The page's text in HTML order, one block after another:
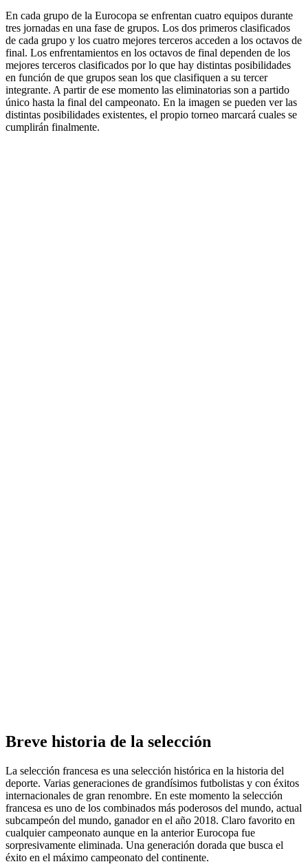
En cada grupo de la Eurocopa se enfrentan cuatro equipos durante
tres jornadas en una fase de grupos. Los dos primeros clasificados
de cada grupo y los cuatro mejores terceros acceden a los octavos de
final. Los enfrentamientos en los octavos de final dependen de los
mejores terceros clasificados por lo que hay distintas posibilidades
en función de que grupos sean los que clasifiquen a su tercer
integrante. A partir de ese momento las eliminatorias son a partido
único hasta la final del campeonato. En la imagen se pueden ver las
distintas posibilidades existentes, el propio torneo marcará cuales se
cumplirán finalmente.
Breve historia de la selección
La selección francesa es una selección histórica en la historia del
deporte. Varias generaciones de grandísimos futbolistas y con éxitos
internacionales de gran renombre. En este momento la selección
francesa es uno de los combinados más poderosos del mundo, actual
subcampeón del mundo, ganador en el año 2018. Claro favorito en
cualquier campeonato aunque en la anterior Eurocopa fue
sorpresivamente eliminada. Una generación dorada que busca el
éxito en el máximo campeonato del continente.